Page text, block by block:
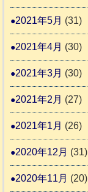
2021年5月 (31)
2021年4月 (30)
2021年3月 (30)
2021年2月 (27)
2021年1月 (26)
2020年12月 (31)
2020年11月 (20)